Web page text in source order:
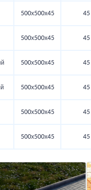
500х500х45 45
500х500х45 45
500х500х45 45
500х500х45 45
500х500х45 45
500х500х45 45